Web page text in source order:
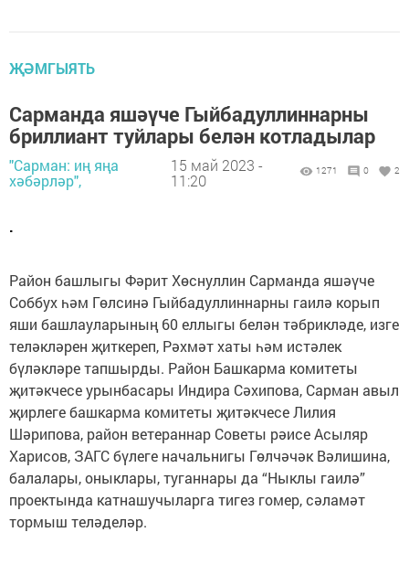
ҖӘМГЫЯТЬ
Сарманда яшәүче Гыйбадуллиннарны
бриллиант туйлары белән котладылар
"Сарман: иң яңа
хәбәрләр",
15 май 2023 -
11:20
1271 0 2
.
Район башлыгы Фәрит Хөснуллин Сарманда яшәүче
Соббух һәм Гөлсинә Гыйбадуллиннарны гаилә корып
яши башлауларының 60 еллыгы белән тәбрикләде, изге
теләкләрен җиткереп, Рәхмәт хаты һәм истәлек
бүләкләре тапшырды. Район Башкарма комитеты
җитәкчесе урынбасары Индира Сәхипова, Сарман авыл
җирлеге башкарма комитеты җитәкчесе Лилия
Шәрипова, район ветераннар Советы рәисе Асыляр
Харисов, ЗАГС бүлеге начальнигы Гөлчәчәк Вәлишина,
балалары, оныклары, туганнары да “Ныклы гаилә”
проектында катнашучыларга тигез гомер, сәламәт
тормыш теләделәр.